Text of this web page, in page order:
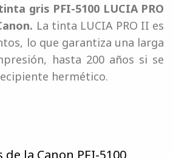
gris PFI-5100 LUCIA PRO
La tinta LUCIA PRO II es
lo que garantiza una larga
hasta 200 años si se
hermético.